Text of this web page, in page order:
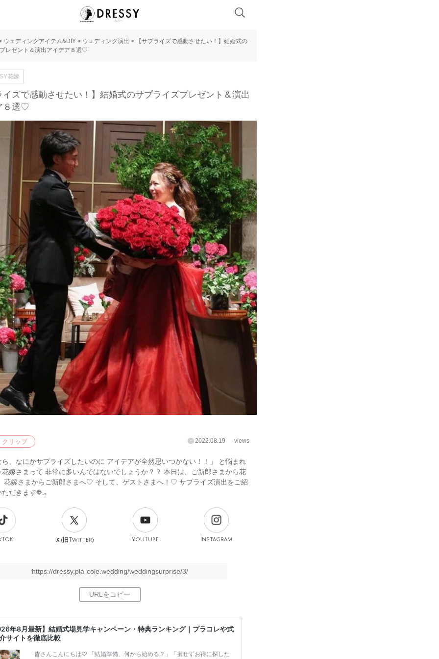
ウェディングアイテム&DIY > ウエディング演出 >
【サプライズで感動させたい！】結婚式の
レゼント＆演出アイデア８選♡
花嫁
イズで感動させたい！】結婚式のサプライズプレゼント＆演出
８選♡
クリップ 2022.08.19 views
ら、なにかサプライズしたいのに アイデアが全然思いつかない！！」 と悩まれ
花嫁さまって 非常に多いんではないでしょうか？？ 本日は、ご新郎さまから花
花嫁さまからご新郎さまへ♡ そして、ゲストさまへ！♡ サプライズ演出をご紹
ただきます❁.｡
Ｘ(旧Twitter) YouTube Instagram
https://dressy.pla-cole.wedding/weddingsurprise/3/
年8月最新】結婚式場見学キャンペーン・特典ランキング｜プラコレや式
サイトを徹底比較
皆さんこんにちは♡ 「結婚準備、何から始める？」「損せずお得に探した